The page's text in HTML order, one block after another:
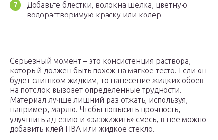
Добавьте блестки, волокна шелка, цветную
водорастворимую краску или колер.
Серьезный момент – это консистенция раствора,
который должен быть похож на мягкое тесто. Если он
будет слишком жидким, то нанесение жидких обоев
на потолок вызовет определенные трудности.
Материал лучше лишний раз отжать, используя,
например, марлю. Чтобы повысить прочность,
улучшить адгезию и «разжижить» смесь, в нее можно
добавить клей ПВА или жидкое стекло.